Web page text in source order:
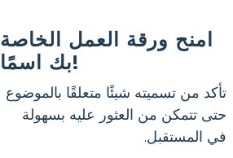
امنح ورقة العمل الخاصة
بك اسمًا!
تأكد من تسميته شيئًا متعلقًا بالموضوع
حتى تتمكن من العثور عليه بسهولة
في المستقبل.